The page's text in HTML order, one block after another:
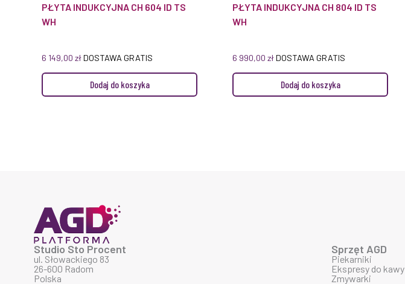
PŁYTA INDUKCYJNA CH 604 ID TS
WH
6 149,00złDOSTAWA GRATIS
Dodaj do koszyka
PŁYTA INDUKCYJNA CH 804 ID TS
WH
6 990,00złDOSTAWA GRATIS
Dodaj do koszyka
Studio Sto Procent
ul. Słowackiego 83
26-600 Radom
Polska
Sprzęt AGD
Piekarniki
Ekspresy do kawy
Zmywarki